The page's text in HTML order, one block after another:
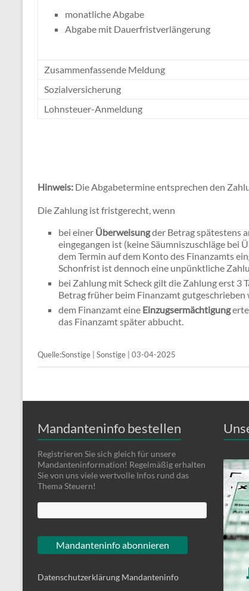
monatliche Abgabe
Abgabe mit Dauerfristverlängerung
Zusammenfassende Meldung
Sozialversicherung
Lohnsteuer-Anmeldung
Hinweis: Die Abgabetermine entsprechen den
Die Zahlung ist fristgerecht, wenn
bei einer Überweisungder Betrag spätestens
eingegangen ist (keine Säumniszuschläge bei
dem Termin auf dem Konto des Finanzamts
Schonfrist ist dennoch eine unpünktliche
bei Zahlung mit Scheck gilt die Zahlung erst 3
Betrag früher beim Finanzamt gutgeschrieben
dem Finanzamt eine Einzugsermächtigung
das Finanzamt später abbucht.
Quelle:Sonstige | Sonstige | 03-04-2025
Mandanteninfo bestellen
Registrieren Sie sich gleich für unsere
Mandanteninformation! Regelmäßig erhalten
Sie von uns viele wertvolle Infos rund das
Thema Steuern!
Datenschutzerklärung Mandanteninfo